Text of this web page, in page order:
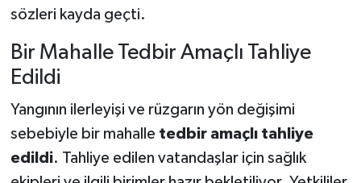
sözleri kayda geçti.
Bir Mahalle Tedbir Amaçlı Tahliye
Edildi
Yangının ilerleyişi ve rüzgarın yön değişimi
sebebiyle bir mahalle tedbir amaçlı tahliye
edildi. Tahliye edilen vatandaşlar için sağlık